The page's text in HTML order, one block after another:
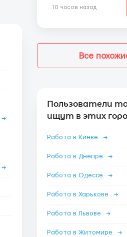
→
→
10 часов назад
Все
Пользователи
ищут в этих
Работа в Киеве →
Работа в Днепре →
Работа в Одессе →
Работа в Харькове →
Работа в Львове →
Работа в Житомире →